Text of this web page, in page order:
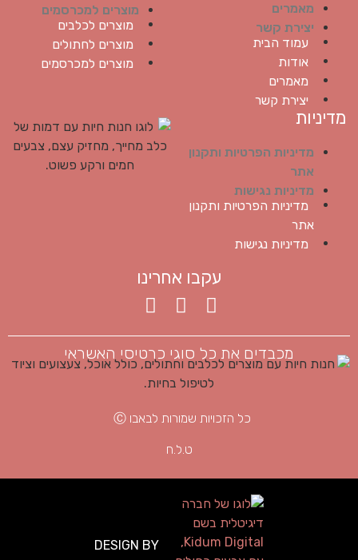
מאמרים
יצירת קשר
עמוד הבית
אודות
מאמרים
יצירת קשר
מוצרים למכרסמים
מוצרים לכלבים
מוצרים לחתולים
מוצרים למכרסמים
מדיניות
מדיניות הפרטיות ותקנון
אתר
מדיניות נגישות
מדיניות הפרטיות ותקנון
אתר
מדיניות נגישות
עקבו אחרינו
מכבדים את כל סוגי כרטיסי האשראי
כל הזכויות שמורות לבאבו Ⓒ
ט.ל.ח
DESIGN BY